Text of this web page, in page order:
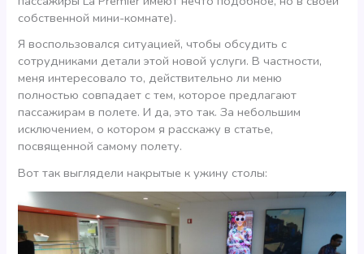
собственной мини-комнате).
Я воспользовался ситуацией, чтобы обсудить с
сотрудниками детали этой новой услуги. В частности,
меня интересовало то, действительно ли меню
полностью совпадает с тем, которое предлагают
пассажирам в полете. И да, это так. За небольшим
исключением, о котором я расскажу в статье,
посвященной самому полету.
Вот так выглядели накрытые к ужину столы: